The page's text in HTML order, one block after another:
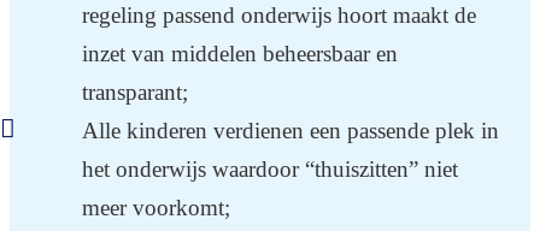
regeling passend onderwijs hoort maakt de
inzet van middelen beheersbaar en
transparant;
Alle kinderen verdienen een passende plek in
het onderwijs waardoor “thuiszitten” niet
meer voorkomt;